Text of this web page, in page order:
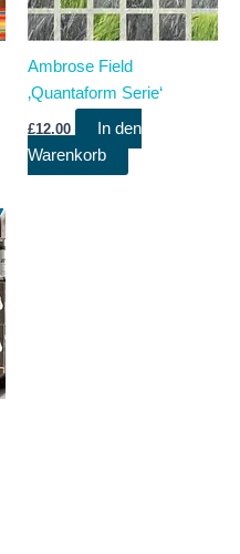
Ambrose Field
‚Quantaform Serie‘
£12.00
In den
Warenkorb